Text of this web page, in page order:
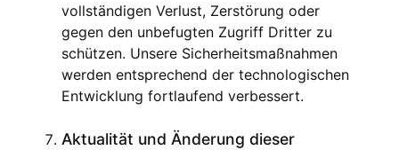
vollständigen Verlust, Zerstörung oder
gegen den unbefugten Zugriff Dritter zu
schützen. Unsere Sicherheitsmaßnahmen
werden entsprechend der technologischen
Entwicklung fortlaufend verbessert.
Aktualität und Änderung dieser